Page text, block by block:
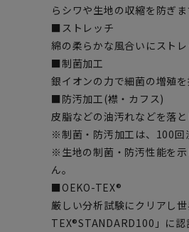
らシワや生地の収縮を防ぎま
■ストレッチ
綿の柔らかな風合いにスト
■制菌加工
銀イオンの力で細菌の増殖
■防汚加工(襟・カフス)
皮脂などの油汚れなどを落と
※制菌・防汚加工は、100回
※生地の制菌・防汚性能を
ん。
■OEKO-TEX®
厳しい分析試験にクリアし
TEX®STANDARD100」に